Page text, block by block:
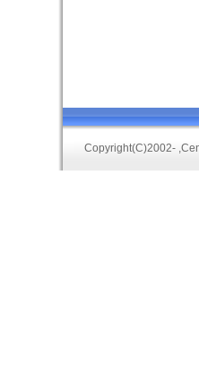
Copyright(C)2002-